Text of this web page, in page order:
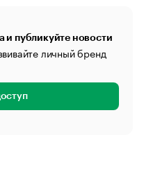
и публикуйте новости
личный бренд